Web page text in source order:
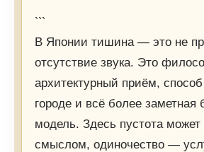
```
В Японии тишина — это не
отсутствие звука. Это
архитектурный приём,
городе и всё более заметная
модель. Здесь пустота может
смыслом, одиночество —